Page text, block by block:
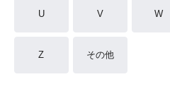
U V W
Z その他